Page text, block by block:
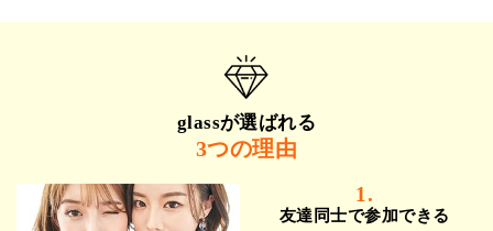
glassが選ばれる
3つの理由
1.
友達同士で参加できる